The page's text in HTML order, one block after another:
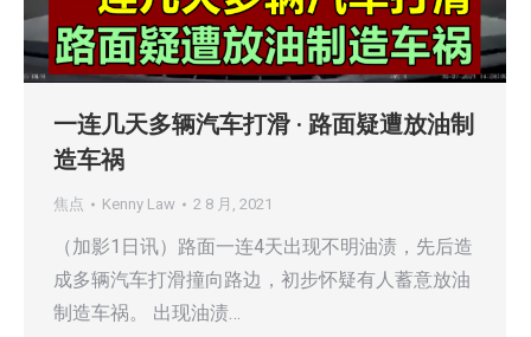
一连几天多辆汽车打滑 · 路面疑遭放油制
造车祸
焦点 Kenny Law 2 8 月, 2021
（加影1日讯）路面一连4天出现不明油渍，先后造
成多辆汽车打滑撞向路边，初步怀疑有人蓄意放油
制造车祸。 出现油渍…